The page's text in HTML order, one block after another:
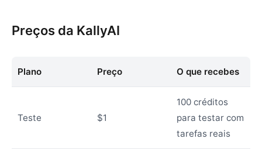
Preços da KallyAI
Plano Preço O que recebes
Teste $1
100 créditos
para testar com
tarefas reais